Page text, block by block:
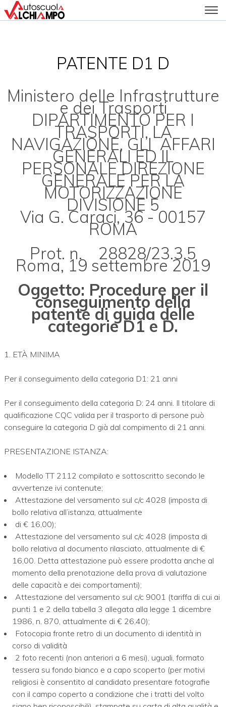
PATENTE D1 D
Ministero delle Infrastrutture
e dei Trasporti
DIPARTIMENTO PER I
TRASPORTI, LA
NAVIGAZIONE, GLI AFFARI
GENERALI ED IL
PERSONALE DIREZIONE
GENERALE PER LA
MOTORIZZAZIONE
DIVISIONE 5
Via G. Caraci, 36 - 00157
ROMA
Prot. n. 28828/23.3.5
Roma, 19 settembre 2019
Oggetto: Procedure per il
conseguimento della
patente di guida delle
categorie D1 e D.
1. ETÀ MINIMA
Per il conseguimento della categoria D1: 21 anni
Per il conseguimento della categoria D: 24 anni. Il titolare di
qualificazione CQC valida per il trasporto di persone può
conseguire la categoria D già dal compimento di 21 anni.
PRESENTAZIONE ISTANZA:
Modello TT 2112 compilato e sottoscritto secondo le
avvertenze ivi contenute;
Attestazione del versamento sul c/c 4028 (imposta di
bollo relativa all’istanza, attualmente
di € 16,00);
Attestazione del versamento sul c/c 4028 (imposta di
bollo relativa al documento rilasciato, attualmente di €
16,00. Detta attestazione può essere prodotta anche al
momento della prenotazione della prova di valutazione
delle capacità e dei comportamenti);
Attestazione del versamento sul c/c 9001 (tariffa di cui ai
punti 1 e 2 della tabella 3 allegata alla legge 1 dicembre
1986, n. 870, attualmente di € 26,40);
Fotocopia fronte retro di un documento di identità in
corso di validità
2 foto recenti (non anteriori a 6 mesi), uguali, formato
tessera su fondo bianco e a capo scoperto (per motivi
religiosi è consentito al candidato presentare fotografie
con il campo coperto a condizione che i tratti del volto